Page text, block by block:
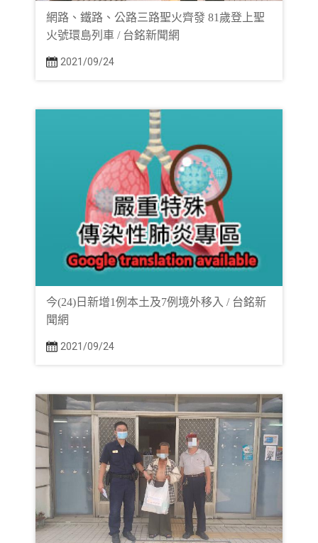
網路、鐵路、公路三路聖火齊發 81歲登上聖
火號環島列車 / 台銘新聞網
2021/09/24
今(24)日新增1例本土及7例境外移入 / 台銘新
聞網
2021/09/24